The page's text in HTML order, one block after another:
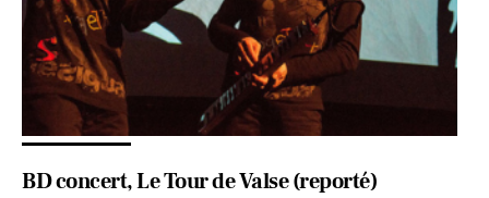
BD concert, Le Tour de Valse (reporté)